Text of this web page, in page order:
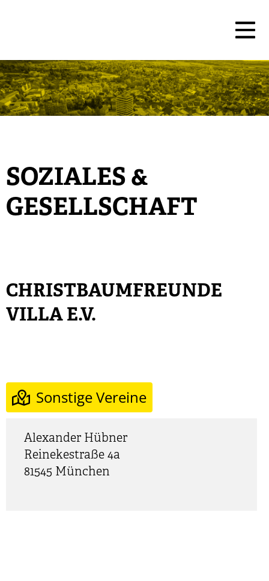
SOZIALES &
GESELLSCHAFT
CHRISTBAUMFREUNDE
VILLA E.V.
Sonstige Vereine
Alexander Hübner
Reinekestraße 4a
81545 München